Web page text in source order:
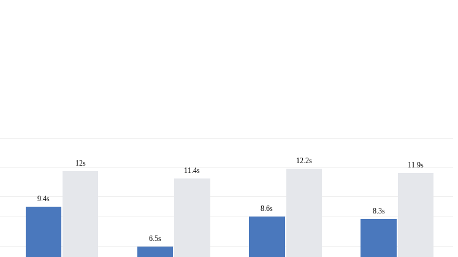
9.4s
12s
6.5s
11.4s
8.6s
12.2s
8.3s
11.9s